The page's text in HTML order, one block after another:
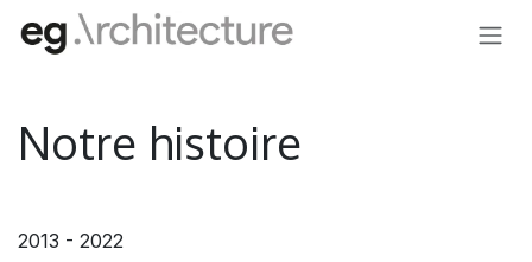
SE RENDRE AU CONTENU
Notre histoire
2013 - 2022